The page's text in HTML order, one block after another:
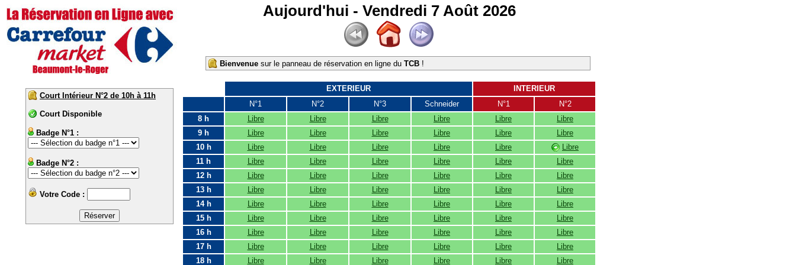
Aujourd'hui - Vendredi 7 Août 2026
Bienvenue sur le panneau de réservation en ligne du TCB !
Court Intérieur N°2 de 10h à 11h
Court Disponible
Badge N°1 :
Badge N°2 :
Votre Code :
EXTERIEUR
INTERIEUR
N°1
N°2 N°3 Schneider N°1
N°2
8 h
Libre Libre Libre Libre Libre
Libre
9 h
Libre Libre Libre Libre Libre
Libre
10 h
Libre Libre Libre Libre Libre
Libre
11 h
Libre Libre Libre Libre Libre
Libre
12 h
Libre Libre Libre Libre Libre
Libre
13 h
Libre Libre Libre Libre Libre
Libre
14 h
Libre Libre Libre Libre Libre
Libre
15 h
Libre Libre Libre Libre Libre
Libre
16 h
Libre Libre Libre Libre Libre
Libre
17 h
Libre Libre Libre Libre Libre
Libre
18 h
Libre Libre Libre Libre Libre
Libre